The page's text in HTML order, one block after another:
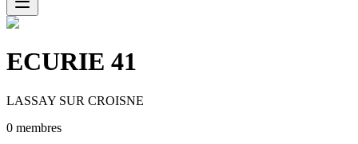
ECURIE 41
LASSAY SUR CROISNE
0 membres